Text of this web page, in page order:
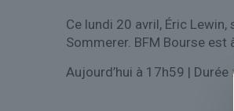
Ce lundi 20 avril, Éric
Sommerer. BFM Bourse est
Aujourd’hui à 17h59 | Durée